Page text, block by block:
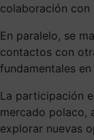
colaboración con
En paralelo, se
contactos con
fundamentales
La participación
mercado polaco,
explorar nuevas